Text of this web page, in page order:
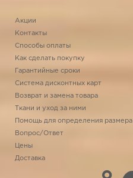
Акции
Контакты
Способы оплаты
Как сделать покупку
Гарантийные сроки
Система дисконтных карт
Возврат и замена товара
Ткани и уход за ними
Помощь для определения размера
Вопрос/Ответ
Цены
Доставка